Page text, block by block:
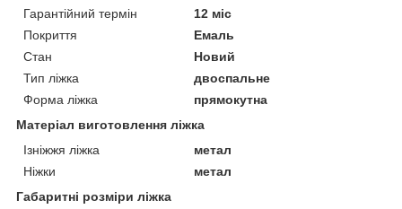
Гарантійний термін
12 міс
Покриття
Емаль
Стан
Новий
Тип ліжка
двоспальне
Форма ліжка
прямокутна
Матеріал виготовлення ліжка
Ізніжжя ліжка
метал
Ніжки
метал
Габаритні розміри ліжка